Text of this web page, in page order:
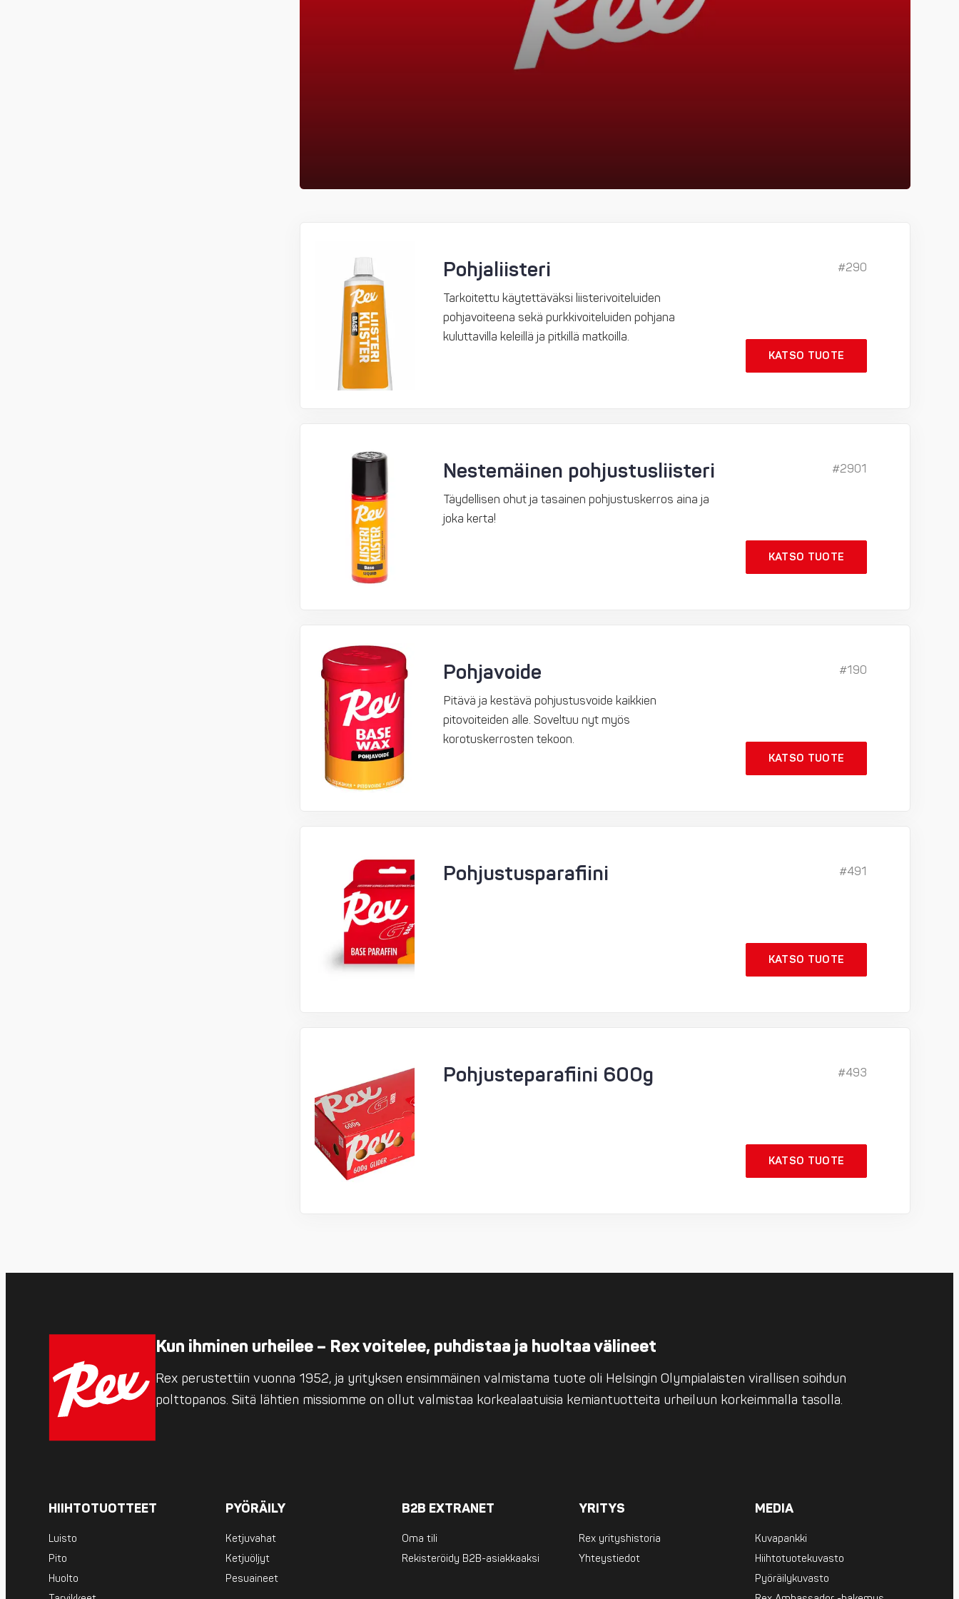
Pohjaliisteri
Tarkoitettu käytettäväksi liisterivoiteluiden
pohjavoiteena sekä purkkivoiteluiden pohjana
kuluttavilla keleillä ja pitkillä matkoilla.
#290
KATSO TUOTE
Nestemäinen pohjustusliisteri
Täydellisen ohut ja tasainen pohjustuskerros aina ja
joka kerta!
#2901
KATSO TUOTE
Pohjavoide
Pitävä ja kestävä pohjustusvoide kaikkien
pitovoiteiden alle. Soveltuu nyt myös
korotuskerrosten tekoon.
#190
KATSO TUOTE
Pohjustusparafiini #491
KATSO TUOTE
Pohjusteparafiini 600g #493
KATSO TUOTE
Kun ihminen urheilee – Rex voitelee, puhdistaa ja huoltaa välineet
Rex perustettiin vuonna 1952, ja yrityksen ensimmäinen valmistama tuote oli Helsingin Olympialaisten virallisen soihdun
polttopanos. Siitä lähtien missiomme on ollut valmistaa korkealaatuisia kemiantuotteita urheiluun korkeimmalla tasolla.
HIIHTOTUOTTEET
Luisto
Pito
Huolto
PYÖRÄILY
Ketjuvahat
Ketjuöljyt
Pesuaineet
B2B EXTRANET
Oma tili
Rekisteröidy B2B-asiakkaaksi
YRITYS
Rex yrityshistoria
Yhteystiedot
MEDIA
Kuvapankki
Hiihtotuotekuvasto
Pyöräilykuvasto